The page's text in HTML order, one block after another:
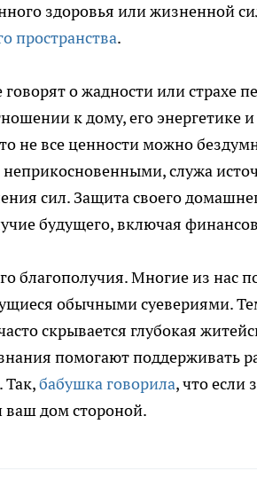
здоровья или жизненной
пространства.
о жадности или страхе
к дому, его энергетике
не все ценности можно
служа
сил. Защита своего
будущего, включая
благополучия. Многие из нас
обычными суевериями.
скрывается глубокая
помогают поддерживать
Так,бабушка говорила, что если
ваш дом стороной.